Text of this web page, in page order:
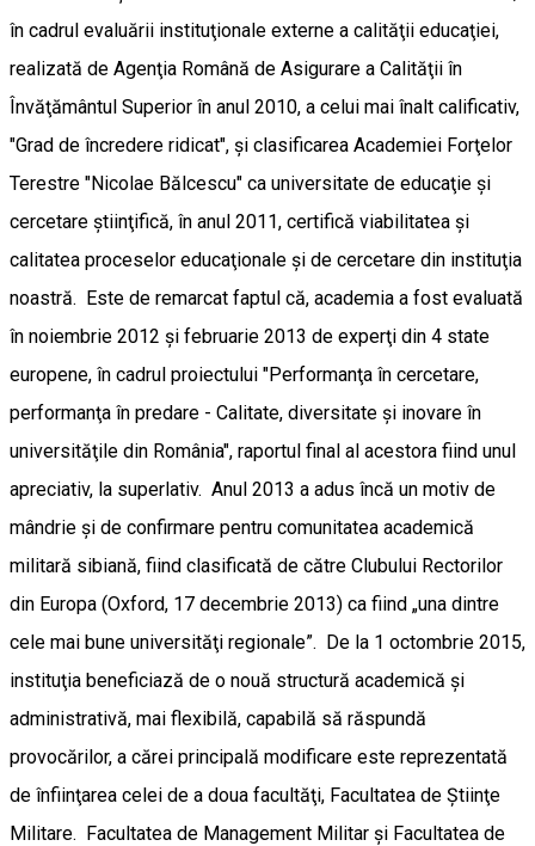
în cadrul evaluării instituţionale externe a calităţii educaţiei,
realizată de Agenţia Română de Asigurare a Calităţii în
Învăţământul Superior în anul 2010, a celui mai înalt calificativ,
"Grad de încredere ridicat", şi clasificarea Academiei Forţelor
Terestre "Nicolae Bălcescu" ca universitate de educaţie şi
cercetare ştiinţifică, în anul 2011, certifică viabilitatea şi
calitatea proceselor educaţionale şi de cercetare din instituţia
noastră. Este de remarcat faptul că, academia a fost evaluată
în noiembrie 2012 şi februarie 2013 de experţi din 4 state
europene, în cadrul proiectului "Performanţa în cercetare,
performanţa în predare - Calitate, diversitate şi inovare în
universităţile din România", raportul final al acestora fiind unul
apreciativ, la superlativ. Anul 2013 a adus încă un motiv de
mândrie şi de confirmare pentru comunitatea academică
militară sibiană, fiind clasificată de către Clubului Rectorilor
din Europa (Oxford, 17 decembrie 2013) ca fiind „una dintre
cele mai bune universităţi regionale”. De la 1 octombrie 2015,
instituţia beneficiază de o nouă structură academică şi
administrativă, mai flexibilă, capabilă să răspundă
provocărilor, a cărei principală modificare este reprezentată
de înfiinţarea celei de a doua facultăţi, Facultatea de Ştiinţe
Militare. Facultatea de Management Militar şi Facultatea de